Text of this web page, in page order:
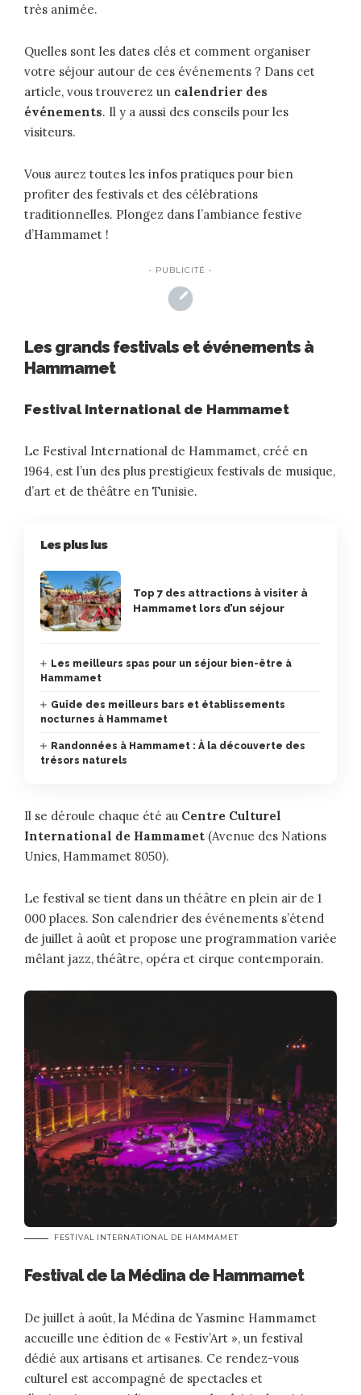
très animée.
Quelles sont les dates clés et comment organiser
votre séjour autour de ces événements ? Dans cet
article, vous trouverez un calendrier des
événements. Il y a aussi des conseils pour les
visiteurs.
Vous aurez toutes les infos pratiques pour bien
profiter des festivals et des célébrations
traditionnelles. Plongez dans l’ambiance festive
d’Hammamet !
- PUBLICITÉ -
Les grands festivals et événements à
Hammamet
Festival International de Hammamet
Le Festival International de Hammamet, créé en
1964, est l’un des plus prestigieux festivals de musique,
d’art et de théâtre en Tunisie.
Les plus lus
Top 7 des attractions à visiter à
Hammamet lors d’un séjour
Les meilleurs spas pour un séjour bien-être à
Hammamet
Guide des meilleurs bars et établissements
nocturnes à Hammamet
Randonnées à Hammamet : À la découverte des
trésors naturels
Il se déroule chaque été au Centre Culturel
International de Hammamet (Avenue des Nations
Unies, Hammamet 8050).
Le festival se tient dans un théâtre en plein air de 1
000 places. Son calendrier des événements s’étend
de juillet à août et propose une programmation variée
mêlant jazz, théâtre, opéra et cirque contemporain.
FESTIVAL INTERNATIONAL DE HAMMAMET
Festival de la Médina de Hammamet
De juillet à août, la Médina de Yasmine Hammamet
accueille une édition de « Festiv’Art », un festival
dédié aux artisans et artisanes. Ce rendez-vous
culturel est accompagné de spectacles et